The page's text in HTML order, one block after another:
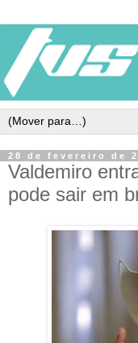
28 de fevereiro de
Valdemiro
pode sair em